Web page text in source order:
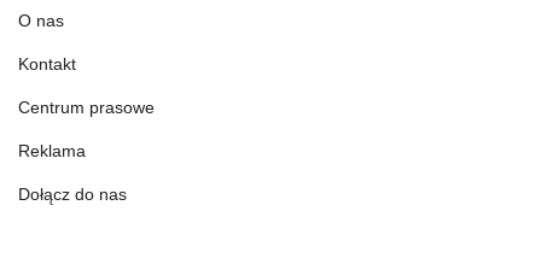
O nas
Kontakt
Centrum prasowe
Reklama
Dołącz do nas